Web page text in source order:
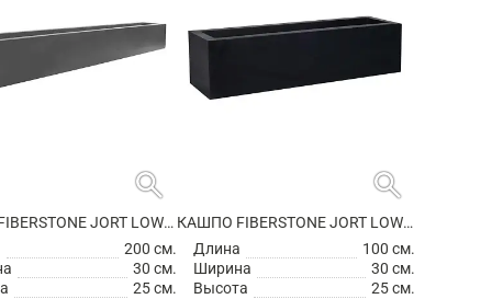
search
КАШПО FIBERSTONE JORT LOW M GREY
200 см.
30 см.
25 см.
search
КАШПО FIBERSTONE JORT LOW S BLACK
Длина
100 см.
Ширина
30 см.
Высота
25 см.